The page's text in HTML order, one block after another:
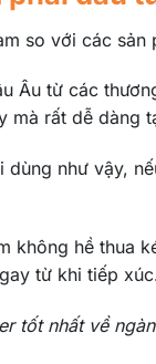
so với các
Âu từ các
rất dễ dàng
như vậy,
hề thua
từ khi tiếp
tốt nhất về